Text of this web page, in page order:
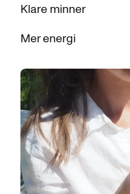
Klare minner
Mer energi